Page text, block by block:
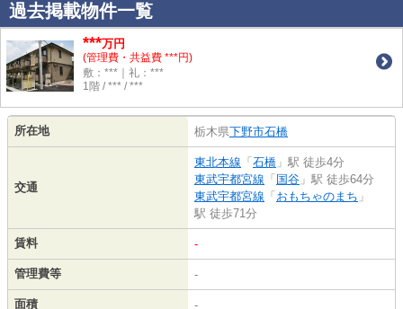
過去掲載物件一覧
***万円
(管理費・共益費 ***円)
敷：***｜礼：***
1階 / *** / ***
所在地 栃木県下野市石橋
交通
東北本線 「 石橋 」駅 徒歩4分
東武宇都宮線 「 国谷 」駅 徒歩64分
東武宇都宮線 「 おもちゃのまち 」
駅 徒歩71分
賃料 -
管理費等 -
面積 -